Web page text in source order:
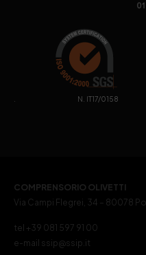
. N. IT17/0158
COMPRENSORIO OLIVETTI
Via Campi Flegrei, 34 – 80078
tel +39 081 597 91 00
e-mail ssip@ssip.it